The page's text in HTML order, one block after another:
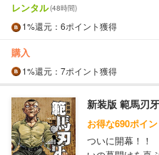
レンタル(48時間)
1%還元 ：6ポイント獲得
購入
1%還元 ：7ポイント獲得
新装版 範馬刃
お得な690ポイ
ついに開幕！！